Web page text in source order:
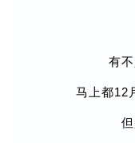
有
马上都12